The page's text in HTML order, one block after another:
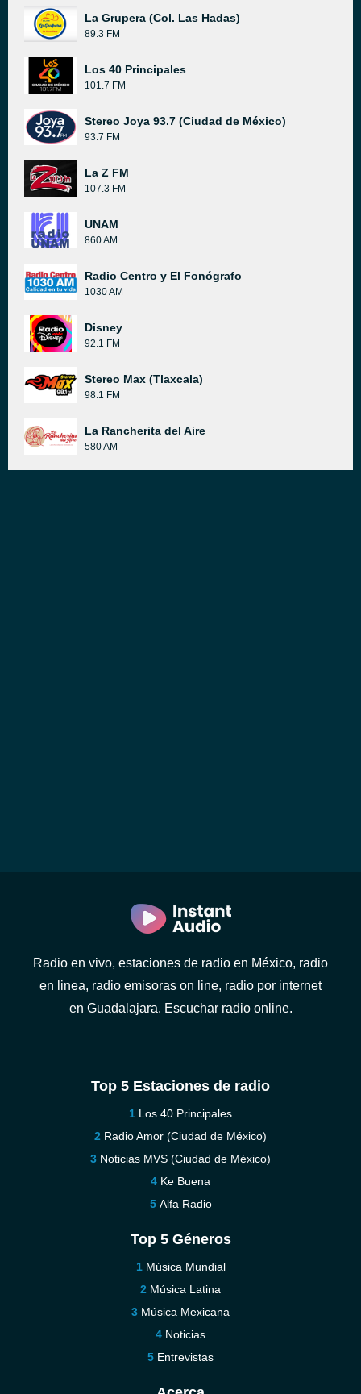
La Grupera (Col. Las Hadas)
89.3 FM
Los 40 Principales
101.7 FM
Stereo Joya 93.7 (Ciudad de México)
93.7 FM
La Z FM
107.3 FM
UNAM
860 AM
Radio Centro y El Fonógrafo
1030 AM
Disney
92.1 FM
Stereo Max (Tlaxcala)
98.1 FM
La Rancherita del Aire
580 AM
Radio en vivo, estaciones de radio en México, radio
en linea, radio emisoras on line, radio por internet
en Guadalajara. Escuchar radio online.
Top 5 Estaciones de radio
Los 40 Principales
Radio Amor (Ciudad de México)
Noticias MVS (Ciudad de México)
Ke Buena
Alfa Radio
Top 5 Géneros
Música Mundial
Música Latina
Música Mexicana
Noticias
Entrevistas